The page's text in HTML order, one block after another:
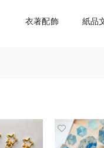
衣著配飾 紙品